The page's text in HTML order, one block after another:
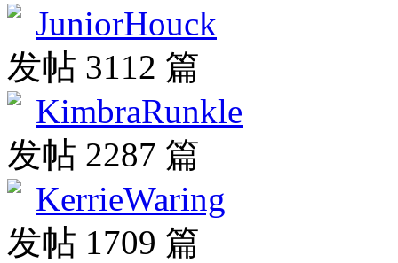
JuniorHouck
发帖 3112 篇
KimbraRunkle
发帖 2287 篇
KerrieWaring
发帖 1709 篇